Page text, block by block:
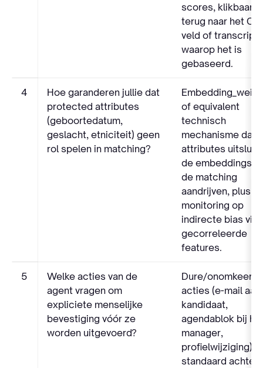
scores, klikbaar
terug naar het CV-
veld of
waarop het is
gebaseerd.
4
Hoe garanderen jullie dat
protected attributes
(geboortedatum,
geslacht, etniciteit) geen
rol spelen in matching?
of equivalent
technisch
mechanisme dat
attributes uitsluit
de embeddings
de matching
aandrijven, plus
monitoring op
indirecte bias via
gecorreleerde
features.
5
Welke acties van de
agent vragen om
expliciete menselijke
bevestiging vóór ze
worden uitgevoerd?
Dure/
acties (e-mail aan
kandidaat,
agendablok bij
manager,
profielwijziging)
standaard achter